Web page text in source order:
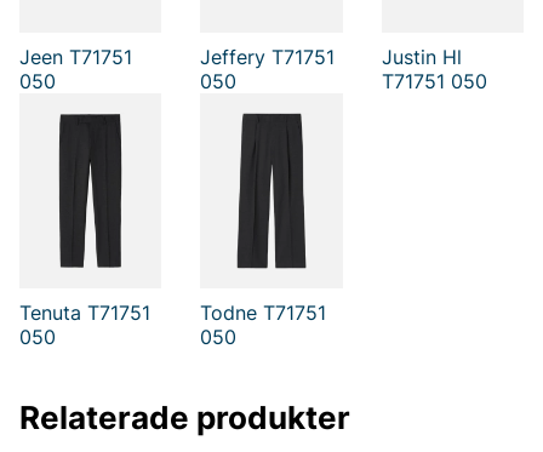
Jeen T71751
050
Jeffery T71751
050
Justin Hl
T71751 050
Tenuta T71751
050
Todne T71751
050
Relaterade produkter